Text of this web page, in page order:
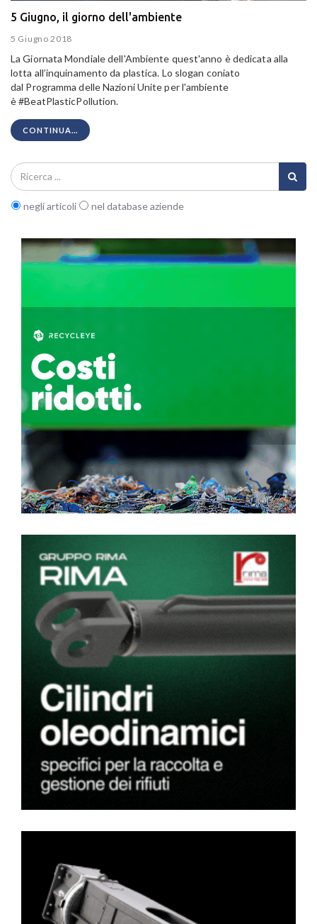
5 Giugno, il giorno dell'ambiente
5 Giugno 2018
La Giornata Mondiale dell'Ambiente quest'anno è dedicata alla
lotta all’inquinamento da plastica. Lo slogan coniato
dal Programma delle Nazioni Unite per l'ambiente
è#BeatPlasticPollution.
CONTINUA...
negli articoli nel database aziende